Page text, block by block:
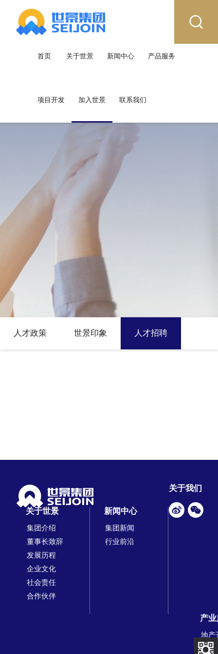
首页 关于世景 新闻中心 产品服务
项目开发 加入世景 联系我们
人才政策 世景印象 人才招聘
关于我们
关于世景
集团介绍
董事长致辞
发展历程
企业文化
社会责任
合作伙伴
新闻中心
集团新闻
行业前沿
产
地产
物业